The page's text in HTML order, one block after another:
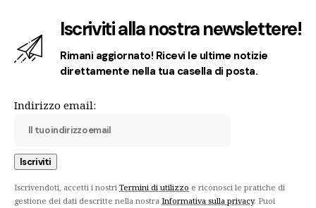
Iscriviti alla nostra newslettere!
Rimani aggiornato! Ricevi le ultime notizie
direttamente nella tua casella di posta.
Indirizzo email:
Iscrivendoti, accetti i nostri Termini di utilizzo e riconosci le pratiche di
gestione dei dati descritte nella nostra Informativa sulla privacy. Puoi